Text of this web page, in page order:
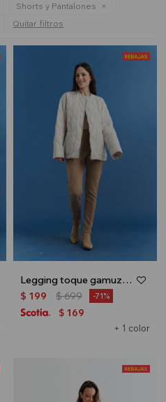
Shorts y Pantalones
Quitar filtros
Legging toque gamuza - Tostado
+ 1 color
$ 199 $699 71
$ 169